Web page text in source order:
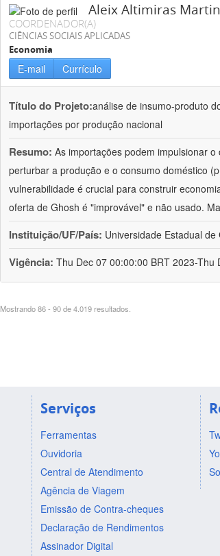
Aleix Altimiras Martin
COORDENADOR(A)
CIÊNCIAS SOCIAIS APLICADAS
Economia
E-mail Currículo
Título do Projeto:análise de insumo-produto
importações por produção nacional
Resumo: As importações podem impulsionar
perturbar a produção e o consumo doméstico
vulnerabilidade é crucial para construir
oferta de Ghosh é "improvável" e não usado.
Instituição/UF/País: Universidade Estadual
Vigência: Thu Dec 07 00:00:00 BRT 2023-Thu
Mostrando 86 - 90 de 4.019 resultados.
Serviços
Ferramentas
Ouvidoria
Central de Atendimento
Agência de Viagem
Emissão de Contra-cheques
Declaração de Rendimentos
Assinador Digital